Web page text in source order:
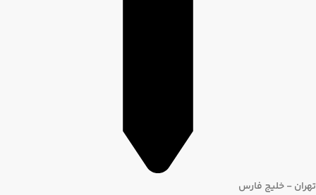
تهران - خلیج فارس